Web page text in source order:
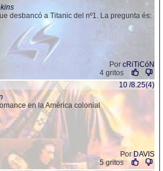
desbancó a Titanic del nº1. La pregunta és:
Por cRiTiCóN
4 gritos
10 /8.25(4)
en la América colonial
Por DAVIS
5 gritos